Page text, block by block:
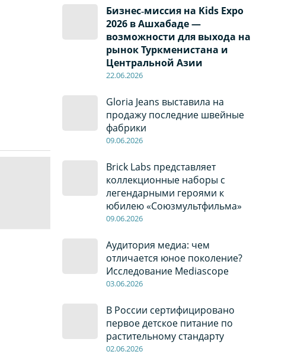
Бизнес‑миссия на Kids Expo
2026 в Ашхабаде —
возможности для выхода на
рынок Туркменистана и
Центральной Азии
22.06.2026
Gloria Jeans выставила на
продажу последние швейные
фабрики
09.06.2026
Brick Labs представляет
коллекционные наборы с
легендарными героями к
юбилею «Союзмультфильма»
09.06.2026
Аудитория медиа: чем
отличается юное поколение?
Исследование Mediascope
03.06.2026
В России сертифицировано
первое детское питание по
растительному стандарту
02.06.2026